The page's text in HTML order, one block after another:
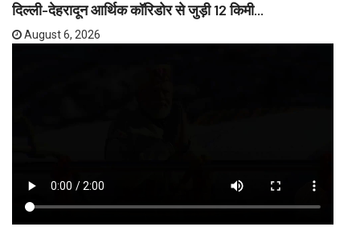
दिल्ली-देहरादून आर्थिक कॉरिडोर से जुड़ी 12 किमी...
August 6, 2026